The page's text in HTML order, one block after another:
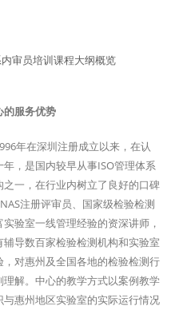
的服务优势
年在深圳注册成立以来，在认
，是国内较早从事ISO管理体系
一，在行业内树立了良好的口碑
注册评审员、国家级检验检测
验室一线管理经验的资深讲师，
导数百家检验检测机构和实验室
对惠州及全国各地的检验检测行
解。中心的教学方式以案例教学
惠州地区实验室的实际运行情况